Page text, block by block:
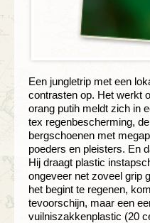
Een jungletrip met een
contrasten op. Het werkt
orang putih meldt zich in
tex regenbescherming,
bergschoenen met
poeders en pleisters. En
Hij draagt plastic
ongeveer net zoveel grip
het begint te regenen,
tevoorschijn, maar een
vuilniszakkenplastic (20